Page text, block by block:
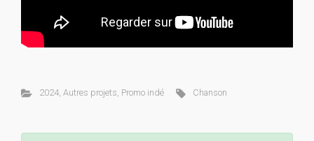
2024, Autres projets, Promo indé Chanson